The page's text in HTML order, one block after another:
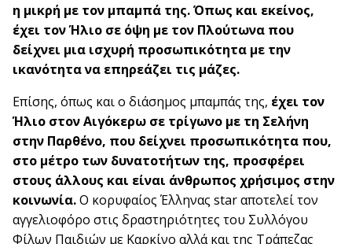
η μικρή με τον μπαμπά της. Όπως και εκείνος,
έχει τον Ήλιο σε όψη με τον Πλούτωνα που
δείχνει μια ισχυρή προσωπικότητα με την
ικανότητα να επηρεάζει τις μάζες.
Επίσης, όπως και ο διάσημος μπαμπάς της, έχει τον
Ήλιο στον Αιγόκερω σε τρίγωνο με τη Σελήνη
στην Παρθένο, που δείχνει προσωπικότητα που,
στο μέτρο των δυνατοτήτων της, προσφέρει
στους άλλους και είναι άνθρωπος χρήσιμος στην
κοινωνία.Ο κορυφαίος Έλληνας star αποτελεί τον
αγγελιοφόρο στις δραστηριότητες του Συλλόγου
Φίλων Παιδιών με Καρκίνο αλλά και της Τράπεζας